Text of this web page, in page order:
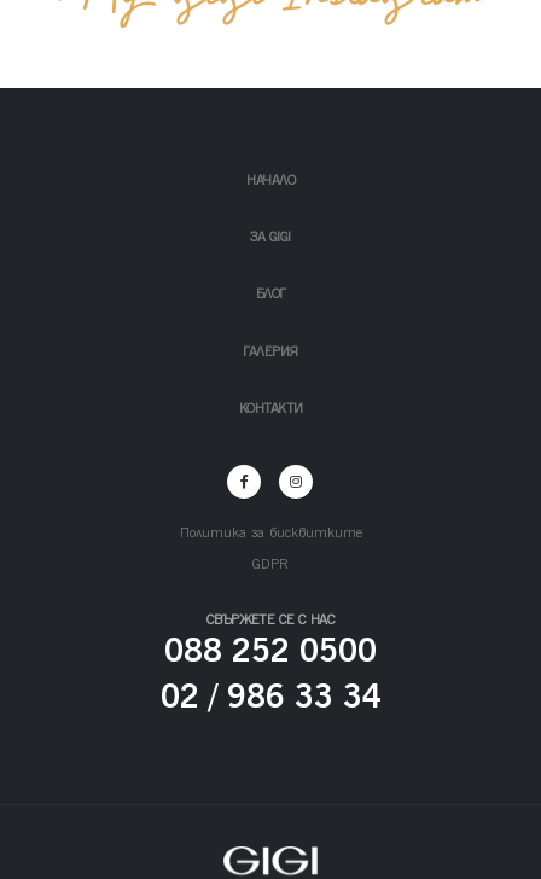
НАЧАЛО
ЗА GIGI
БЛОГ
ГАЛЕРИЯ
КОНТАКТИ
Политика за бисквитките
GDPR
СВЪРЖЕТЕ СЕ С НАС
088 252 0500
02 / 986 33 34